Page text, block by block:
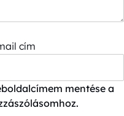
cím
mentése a